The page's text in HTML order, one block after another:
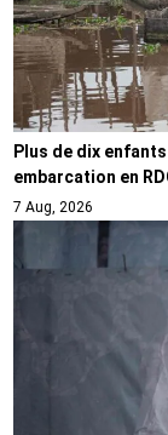
Plus de dix
embarcation en
7 Aug, 2026